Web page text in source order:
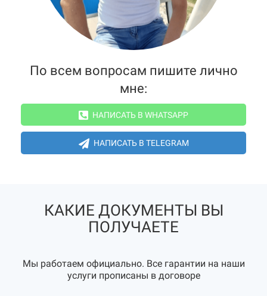
По всем вопросам пишите лично
мне:
НАПИСАТЬ В WHATSAPP
НАПИСАТЬ В TELEGRAM
КАКИЕ ДОКУМЕНТЫ ВЫ
ПОЛУЧАЕТЕ
Мы работаем официально. Все гарантии на наши
услуги прописаны в договоре